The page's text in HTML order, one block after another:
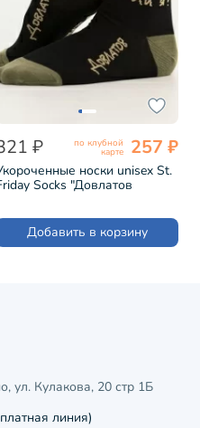
₽ по клубной
карте 257 ₽
носки unisex St.
Socks "Довлатов
Добавить в корзину
ул. Кулакова, 20 стр 1Б
линия)